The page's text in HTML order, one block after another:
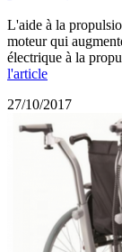
L'aide à la
moteur qui
électrique à la
l'article
27/10/2017